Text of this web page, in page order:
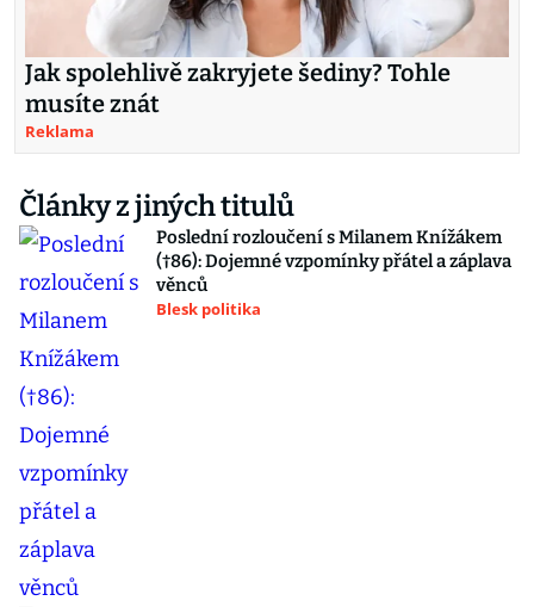
Jak spolehlivě zakryjete šediny? Tohle
musíte znát
Reklama
Články z jiných titulů
Poslední rozloučení s Milanem Knížákem
(†86): Dojemné vzpomínky přátel a záplava
věnců
Blesk politika